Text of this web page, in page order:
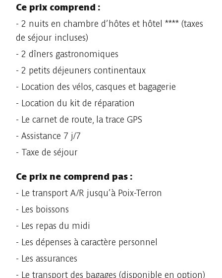
Ce prix comprend :
- 2 nuits en chambre d’hôtes et hôtel **** (taxes
de séjour incluses)
- 2 dîners gastronomiques
- 2 petits déjeuners continentaux
- Location des vélos, casques et bagagerie
- Location du kit de réparation
- Le carnet de route, la trace GPS
- Assistance 7 j/7
- Taxe de séjour
Ce prix ne comprend pas :
- Le transport A/R jusqu’à Poix-Terron
- Les boissons
- Les repas du midi
- Les dépenses à caractère personnel
- Les assurances
- Le transport des bagages (disponible en option)